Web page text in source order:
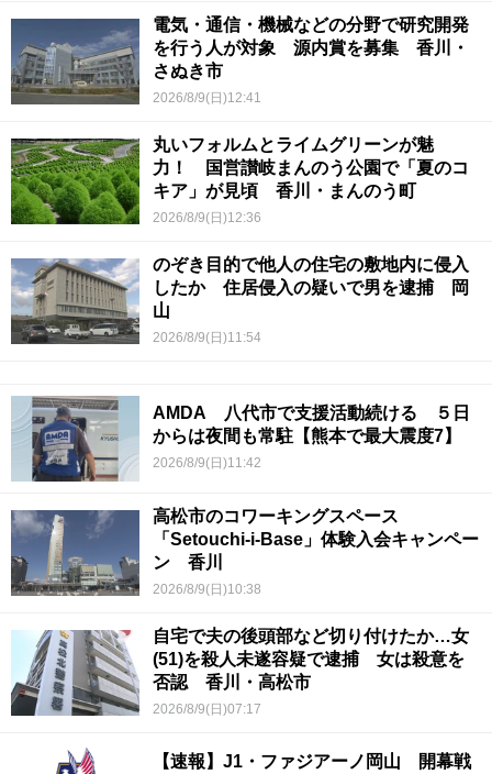
電気・通信・機械などの分野で研究開発
を行う人が対象 源内賞を募集 香川・
さぬき市
2026/8/9(日)12:41
丸いフォルムとライムグリーンが魅
力！ 国営讃岐まんのう公園で「夏のコ
キア」が見頃 香川・まんのう町
2026/8/9(日)12:36
のぞき目的で他人の住宅の敷地内に侵入
したか 住居侵入の疑いで男を逮捕 岡
山
2026/8/9(日)11:54
AMDA 八代市で支援活動続ける ５日
からは夜間も常駐【熊本で最大震度7】
2026/8/9(日)11:42
高松市のコワーキングスペース
「Setouchi-i-Base」体験入会キャンペー
ン 香川
2026/8/9(日)10:38
自宅で夫の後頭部など切り付けたか…女
(51)を殺人未遂容疑で逮捕 女は殺意を
否認 香川・高松市
2026/8/9(日)07:17
【速報】J1・ファジアーノ岡山 開幕戦